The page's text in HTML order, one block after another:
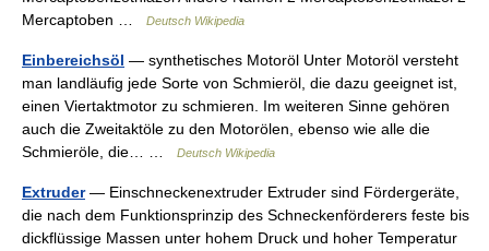
Mercaptoben …
Deutsch Wikipedia
Einbereichsöl — synthetisches Motoröl Unter Motoröl versteht
man landläufig jede Sorte von Schmieröl, die dazu geeignet ist,
einen Viertaktmotor zu schmieren. Im weiteren Sinne gehören
auch die Zweitaktöle zu den Motorölen, ebenso wie alle die
Schmieröle, die… …
Deutsch Wikipedia
Extruder— Einschneckenextruder Extruder sind Fördergeräte,
die nach dem Funktionsprinzip des Schneckenförderers feste bis
dickflüssige Massen unter hohem Druck und hoher Temperatur